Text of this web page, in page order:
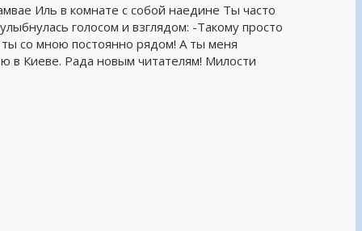
Иль в комнате с собой наедине Ты часто
голосом и взглядом: -Такому просто
со мною постоянно рядом! А ты меня
в Киеве. Рада новым читателям! Милости